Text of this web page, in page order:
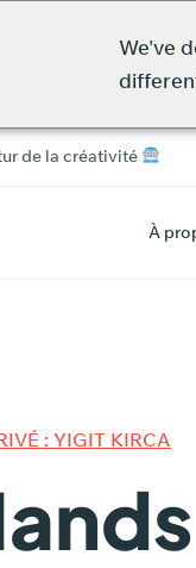
We've
de la créativité
À
: YIGIT KIRCA